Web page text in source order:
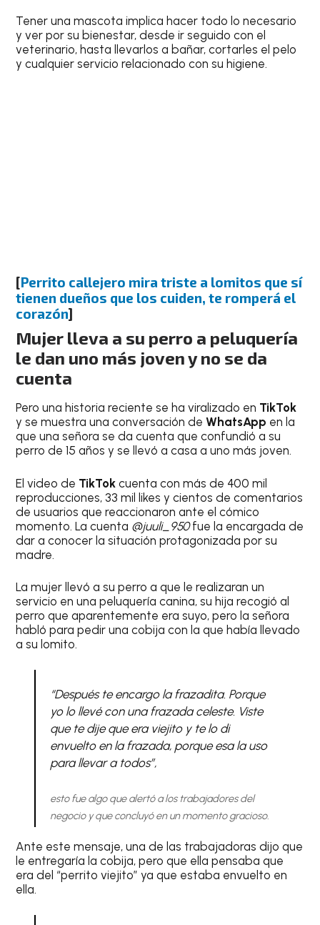
Tener una mascota implica hacer todo lo necesario
y ver por su bienestar, desde ir seguido con el
veterinario, hasta llevarlos a bañar, cortarles el pelo
y cualquier servicio relacionado con su higiene.
[Perrito callejero mira triste a lomitos que sí
tienen dueños que los cuiden, te romperá el
corazón]
Mujer lleva a su perro a peluquería
le dan uno más joven y no se da
cuenta
Pero una historia reciente se ha viralizado en TikTok
y se muestra una conversación deWhatsApp en la
que una señora se da cuenta que confundió a su
perro de 15 años y se llevó a casa a uno más joven.
El video de TikTokcuenta con más de 400 mil
reproducciones, 33 mil likes y cientos de comentarios
de usuarios que reaccionaron ante el cómico
momento. La cuenta @juuli_950fue la encargada de
dar a conocer la situación protagonizada por su
madre.
La mujer llevó a su perro a que le realizaran un
servicio en una peluquería canina, su hija recogió al
perro que aparentemente era suyo, pero la señora
habló para pedir una cobija con la que había llevado
a su lomito.
“Después te encargo la frazadita. Porque
yo lo llevé con una frazada celeste. Viste
que te dije que era viejito y te lo di
envuelto en la frazada, porque esa la uso
para llevar a todos”,
esto fue algo que alertó a los trabajadores del
negocio y que concluyó en un momento gracioso.
Ante este mensaje, una de las trabajadoras dijo que
le entregaría la cobija, pero que ella pensaba que
era del “perrito viejito” ya que estaba envuelto en
ella.